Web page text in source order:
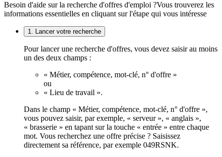
Besoin d'aide sur la recherche d'offres d'emploi ?Vous trouverez les
informations essentielles en cliquant sur l'étape qui vous intéresse
1. Lancer votre recherche
Pour lancer une recherche d'offres, vous devez saisir au moins
un des deux champs :
« Métier, compétence, mot-clé, n° d'offre »
ou
« Lieu de travail ».
Dans le champ « Métier, compétence, mot-clé, n° d'offre »,
vous pouvez saisir, par exemple, « serveur », « anglais »,
« brasserie » en tapant sur la touche « entrée » entre chaque
mot. Vous recherchez une offre précise ? Saisissez
directement sa référence, par exemple 049RSNK.